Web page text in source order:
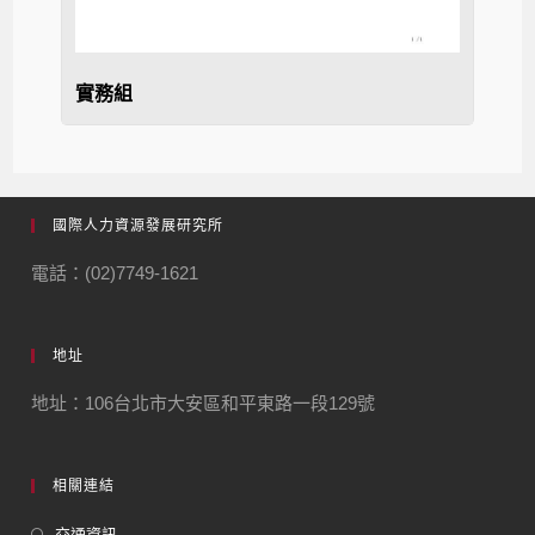
實務組
國際人力資源發展研究所
電話：(02)7749-1621
地址
地址：106台北市大安區和平東路一段129號
相關連結